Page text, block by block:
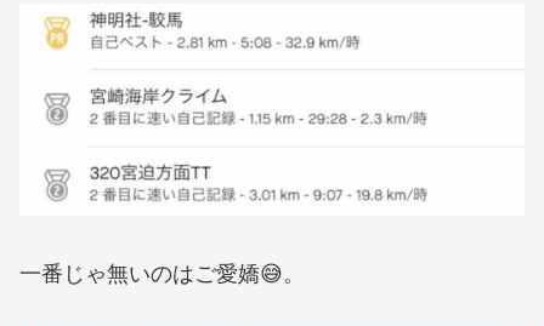
一番じゃ無いのはご愛嬌😅。